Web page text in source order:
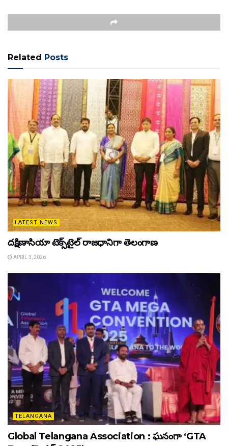
Related Posts
LATEST NEWS
దక్షిణాసియా టెక్స్‌టైల్ రాజధానిగా తెలంగాణ
APRIL 3, 2026
TELANGANA
Global Telangana Association : ఘనంగా ‘GTA